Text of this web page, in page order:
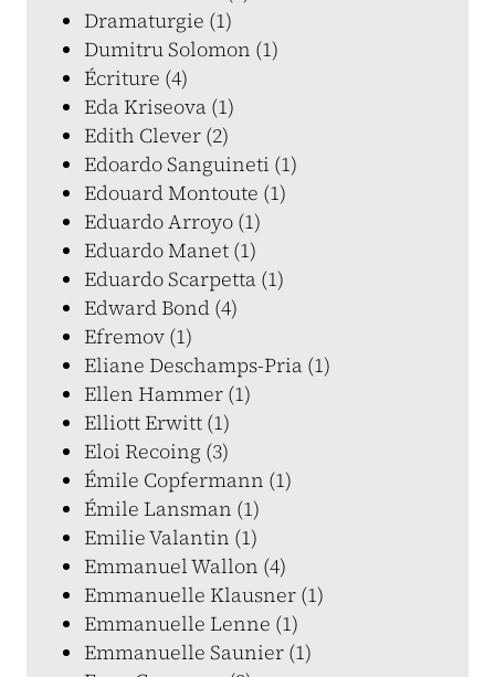
Dramaturgie (1)
Dumitru Solomon (1)
Écriture (4)
Eda Kriseova (1)
Edith Clever (2)
Edoardo Sanguineti (1)
Edouard Montoute (1)
Eduardo Arroyo (1)
Eduardo Manet (1)
Eduardo Scarpetta (1)
Edward Bond (4)
Efremov (1)
Eliane Deschamps-Pria (1)
Ellen Hammer (1)
Elliott Erwitt (1)
Eloi Recoing (3)
Émile Copfermann (1)
Émile Lansman (1)
Emilie Valantin (1)
Emmanuel Wallon (4)
Emmanuelle Klausner (1)
Emmanuelle Lenne (1)
Emmanuelle Saunier (1)